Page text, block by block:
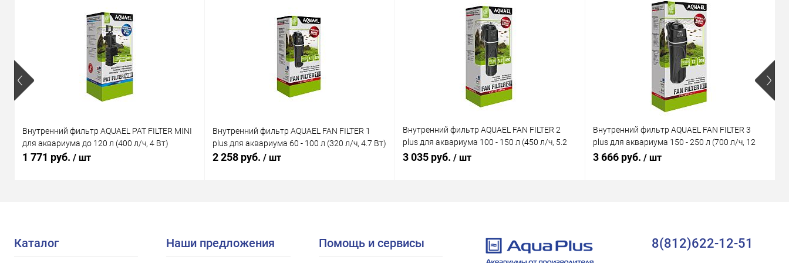
Внутренний фильтр AQUAEL PAT FILTER MINI
для аквариума до 120 л (400 л/ч, 4 Вт)
1 771 руб. / шт
Внутренний фильтр AQUAEL FAN FILTER 1
plus для аквариума 60 - 100 л (320 л/ч, 4.7 Вт)
2 258 руб. / шт
Внутренний фильтр AQUAEL FAN FILTER 2
plus для аквариума 100 - 150 л (450 л/ч, 5.2
Вт)
3 035 руб. / шт
Внутренний фильтр AQUAEL FAN FILTER 3
plus для аквариума 150 - 250 л (700 л/ч, 12
Вт)
3 666 руб. / шт
Каталог Наши предложения Помощь и сервисы 8(812)622-12-51